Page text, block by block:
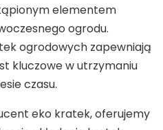
elementem
ogrodu.
ogrodowych zapewniają
kluczowe w utrzymaniu
czasu.
eko kratek, oferujemy